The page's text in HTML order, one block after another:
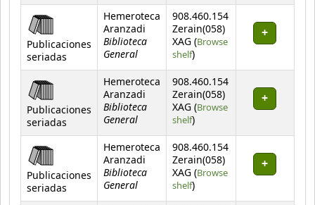
Publicaciones
seriadas
Hemeroteca
Aranzadi
Biblioteca
General
908.460.154
Zerain(058)
XAG (Browse
shelf(Opens below)
)
Publicaciones
seriadas
Hemeroteca
Aranzadi
Biblioteca
General
908.460.154
Zerain(058)
XAG (Browse
shelf(Opens below)
)
Publicaciones
seriadas
Hemeroteca
Aranzadi
Biblioteca
General
908.460.154
Zerain(058)
XAG (Browse
shelf(Opens below)
)